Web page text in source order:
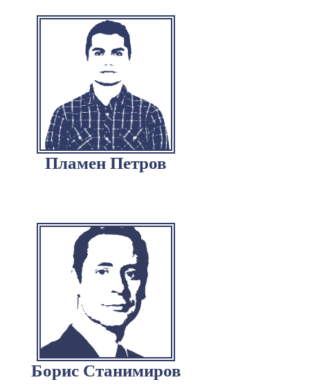
Пламен Петров
Борис Станимиров